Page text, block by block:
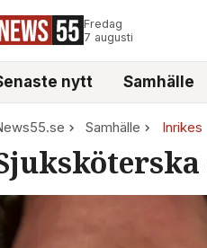
Fredag
7 augusti
nytt Samhälle
Samhälle Inrikes